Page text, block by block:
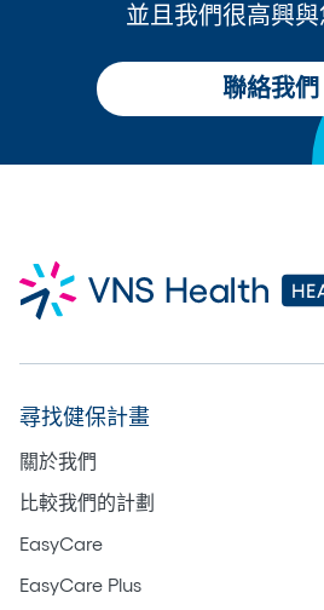
並且我們很高興與
聯絡我們
尋找健保計畫
關於我們
比較我們的計劃
EasyCare
EasyCare Plus